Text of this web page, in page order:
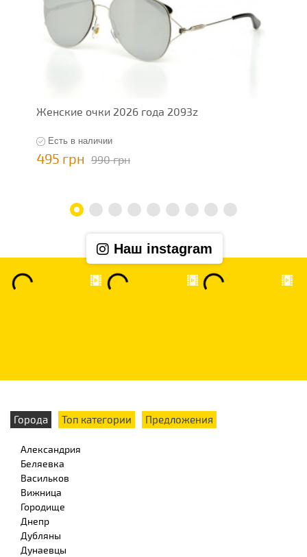
Женские очки 2026 года 2093z
Есть в наличии
495 грн 990 грн
Наш instagram
Города Топ категории Предложения
Александрия
Беляевка
Васильков
Вижница
Городище
Днепр
Дубляны
Дунаевцы